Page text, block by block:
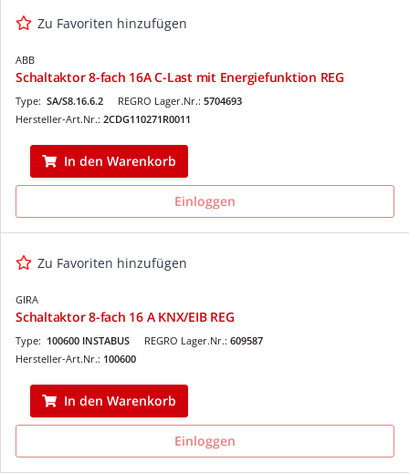
Zu Favoriten hinzufügen
ABB
Schaltaktor 8-fach 16A C-Last mit Energiefunktion REG
REGRO Lager.Nr.: 5704693
Type: SA/S8.16.6.2
Hersteller-Art.Nr.: 2CDG110271R0011
In den Warenkorb
Einloggen
Zu Favoriten hinzufügen
GIRA
Schaltaktor 8-fach 16 A KNX/EIB REG
REGRO Lager.Nr.: 609587
Type: 100600 INSTABUS
Hersteller-Art.Nr.: 100600
In den Warenkorb
Einloggen